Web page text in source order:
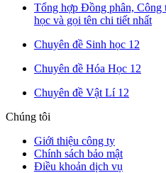
Tổng hợp Đồng phân, Công
học và gọi tên chi tiết nhất
Chuyên đề Sinh học 12
Chuyên đề Hóa Học 12
Chuyên đề Vật Lí 12
Chúng tôi
Giới thiệu công ty
Chính sách bảo mật
Điều khoản dịch vụ